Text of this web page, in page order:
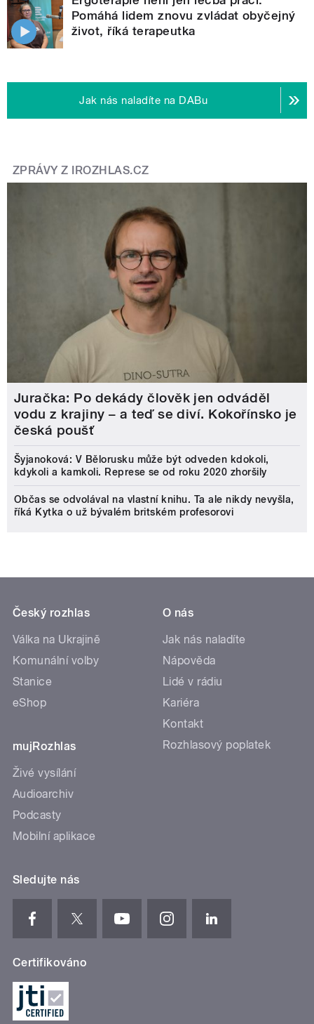
Pomáhá lidem znovu zvládat obyčejný
život, říká terapeutka
Jak nás naladíte na DABu
ZPRÁVY Z IROZHLAS.CZ
Juračka: Po dekády člověk jen odváděl
vodu z krajiny – a teď se diví. Kokořínsko je
česká poušť
Šyjanoková: V Bělorusku může být odveden kdokoli,
kdykoli a kamkoli. Represe se od roku 2020 zhoršily
Občas se odvolával na vlastní knihu. Ta ale nikdy nevyšla,
říká Kytka o už bývalém britském profesorovi
Český rozhlas
Válka na Ukrajině
Komunální volby
Stanice
eShop
mujRozhlas
Živé vysílání
Audioarchiv
Podcasty
Mobilní aplikace
O nás
Jak nás naladíte
Nápověda
Lidé v rádiu
Kariéra
Kontakt
Rozhlasový poplatek
Sledujte nás
Certifikováno